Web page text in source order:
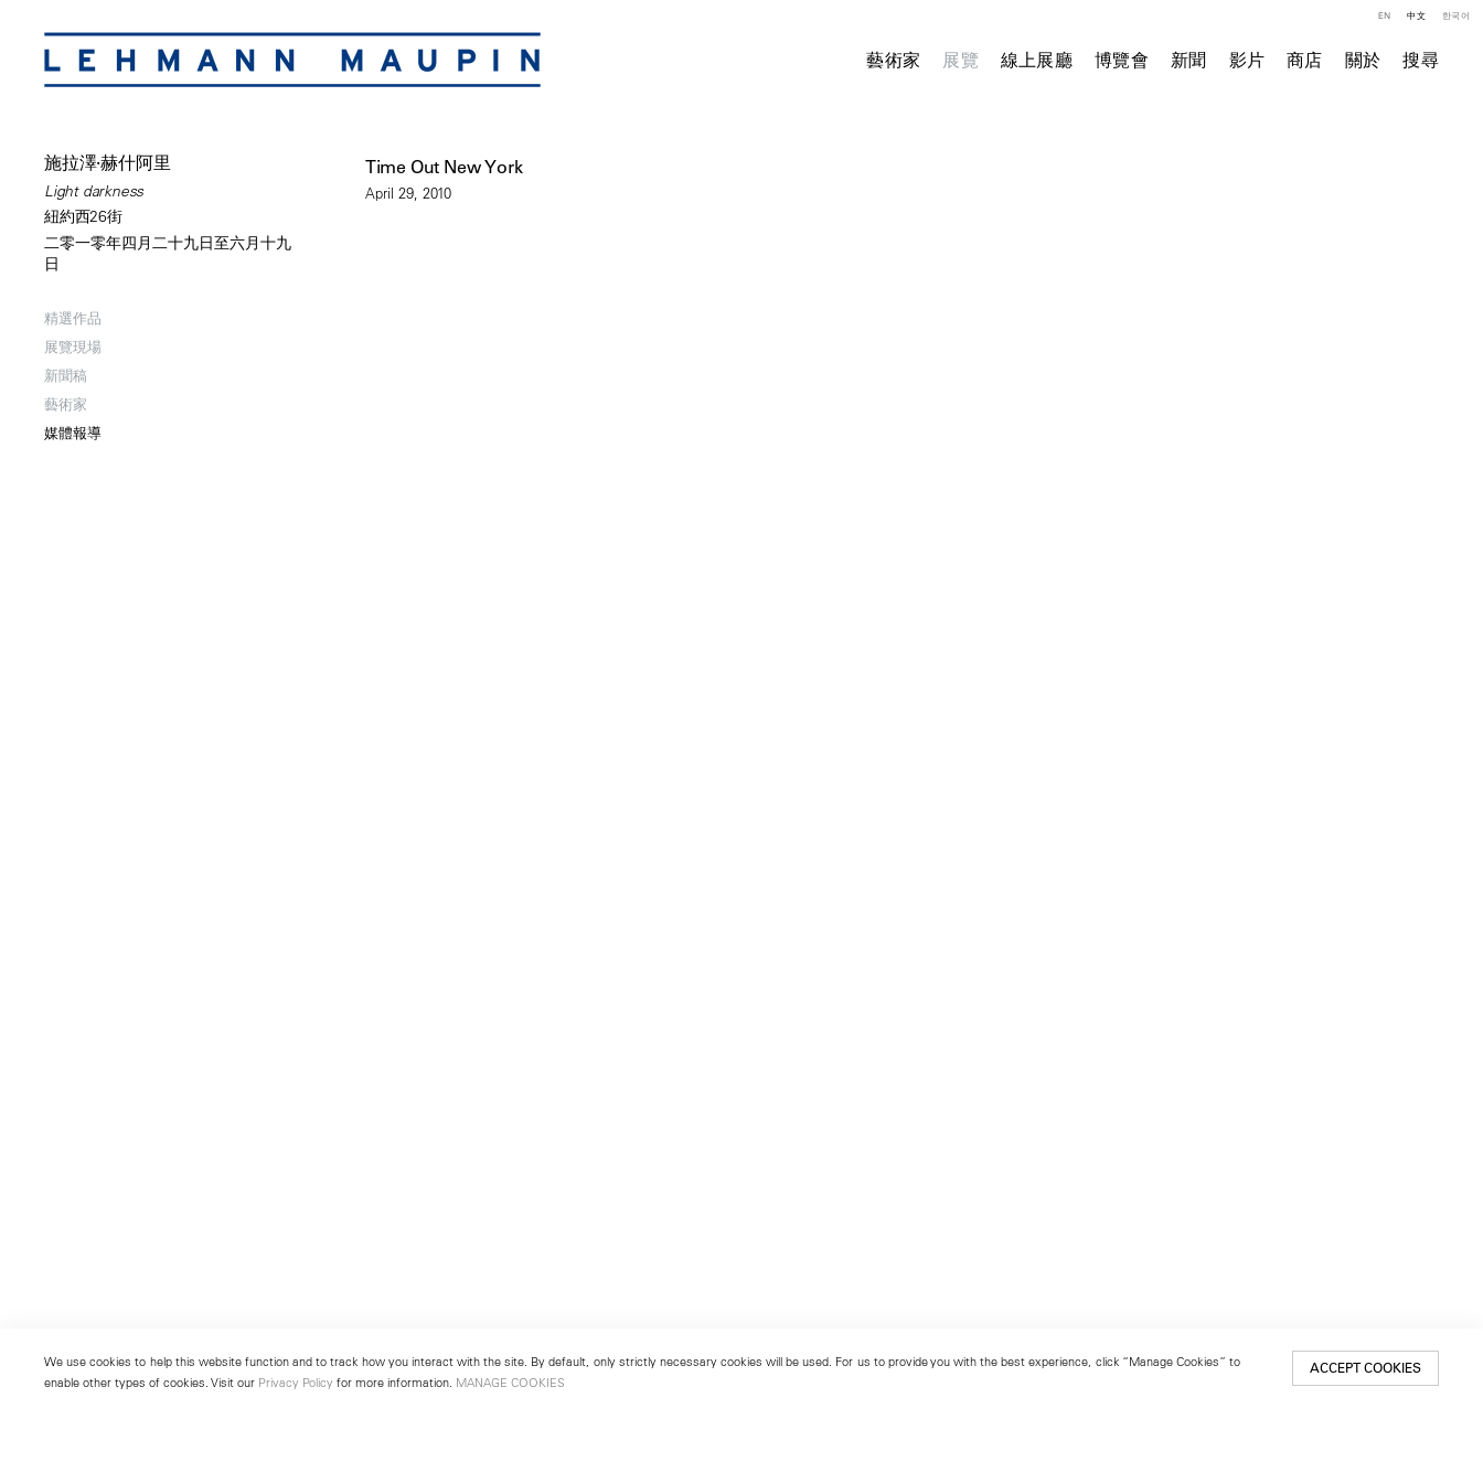
藝術家 展覽 線上展廳 博覽會 新聞 影片 商店 關於 搜尋
EN 中文 한국어
施拉澤·赫什阿里
Light darkness
紐約西26街
二零一零年四月二十九日至六月十九
日
精選作品
展覽現場
新聞稿
藝術家
媒體報導
Time Out New York
April 29, 2010
We use cookies to help this website function and to track how you interact with the site. By default, only strictly necessary cookies will be used. For us to provide you with the best experience, click “Manage Cookies” to
enable other types of cookies. Visit our Privacy Policy for more information. MANAGE COOKIES
ACCEPT COOKIES